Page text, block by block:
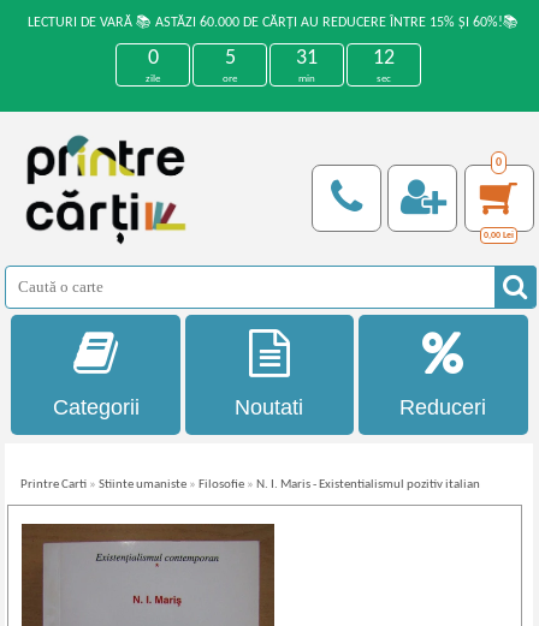
LECTURI DE VARĂ 📚 ASTĂZI 60.000 DE CĂRȚI AU REDUCERE ÎNTRE 15% ȘI 60%!📚
0
zile
5
ore
31
min
11
sec
0
0,00 Lei
Categorii Noutati Reduceri
Printre Carti »Stiinte umaniste » Filosofie » N. I. Maris - Existentialismul pozitiv italian